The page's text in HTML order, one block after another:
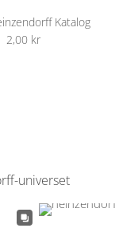
Katalog
2,00 kr
universet